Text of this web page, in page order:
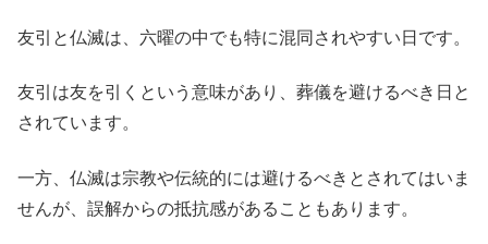
友引と仏滅は、六曜の中でも特に混同されやすい日です。
友引は友を引くという意味があり、葬儀を避けるべき日と
されています。
一方、仏滅は宗教や伝統的には避けるべきとされてはいま
せんが、誤解からの抵抗感があることもあります。